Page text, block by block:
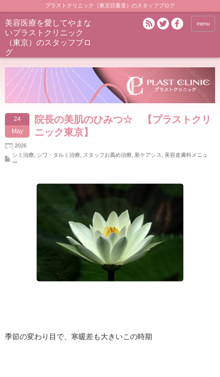
プラストクリニック（東京日暮里）のスタッフブログ
美容医療を愛してやまな
いプラストクリニック
（東京）のスタッフブロ
グ
menu
24
May
院長の美肌のひみつ☆ 【プラストクリ
ニック東京】
2026
シミ治療 シワ・タルミ治療 スタッフお薦め治療 新ケアシス
美容皮膚科メニュ
ー
季節の変わり目で、寒暖差も大きいこの時期